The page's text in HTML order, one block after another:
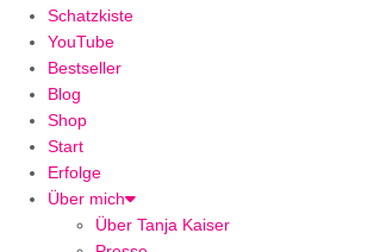
Schatzkiste
YouTube
Bestseller
Blog
Shop
Start
Erfolge
Über mich
Über Tanja Kaiser